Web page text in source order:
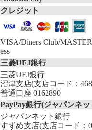
クレジット
VISA/Diners Club/
ess
三菱UFJ銀行
三菱UFJ銀行
沼津支店(支店コード：
普通口座 0162890
PayPay銀行(ジャパンネ
ジャパンネット銀行
すずめ支店(支店コード：